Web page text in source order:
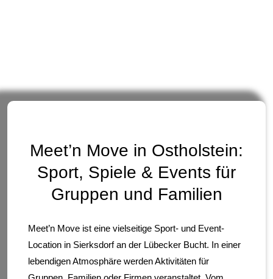
Meet’n Move in Ostholstein:
Sport, Spiele & Events für
Gruppen und Familien
Meet’n Move ist eine vielseitige Sport- und Event-
Location in Sierksdorf an der Lübecker Bucht. In einer
lebendigen Atmosphäre werden Aktivitäten für